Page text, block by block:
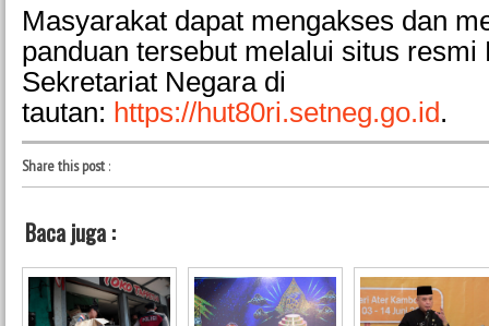
Masyarakat dapat mengakses dan
panduan tersebut melalui situs resmi
Sekretariat Negara di
tautan: https://hut80ri.setneg.go.id.
Share this post:
Baca juga :